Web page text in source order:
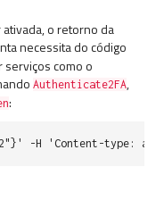
o retorno da
necessita do código
serviços como o
Authenticate2FA,
:
H 'Content-type: